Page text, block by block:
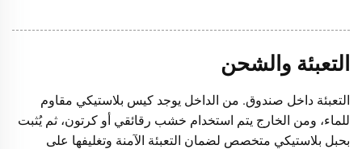
التعبئة والشحن
التعبئة داخل صندوق. من الداخل يوجد كيس بلاستيكي مقاوم
للماء، ومن الخارج يتم استخدام خشب رقائقي أو كرتون، ثم يُثبت
بحبل بلاستيكي متخصص لضمان التعبئة الآمنة وتغليفها على